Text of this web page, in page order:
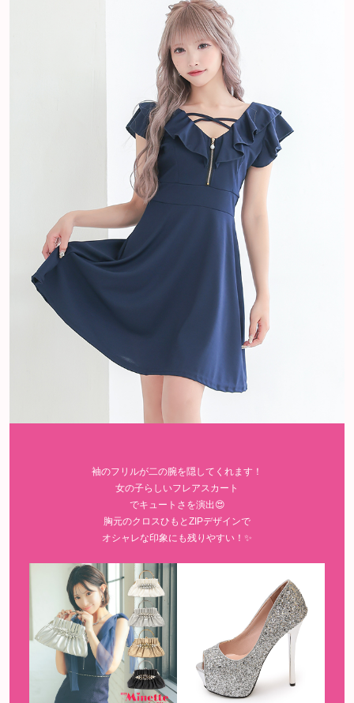
袖のフリルが二の腕を隠してくれます！
女の子らしいフレアスカート
でキュートさを演出😍
胸元のクロスひもとZIPデザインで
オシャレな印象にも残りやすい！✨